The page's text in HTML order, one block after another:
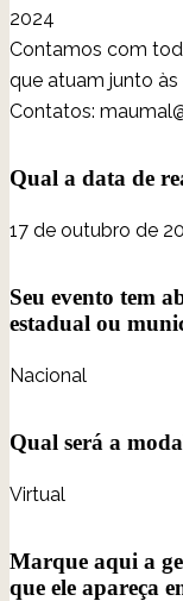
2024
Contamos com
que atuam junto
Contatos:
Qual a data de
17 de outubro de
Seu evento tem
estadual ou
Nacional
Qual será a
Virtual
Marque aqui a
que ele apareça